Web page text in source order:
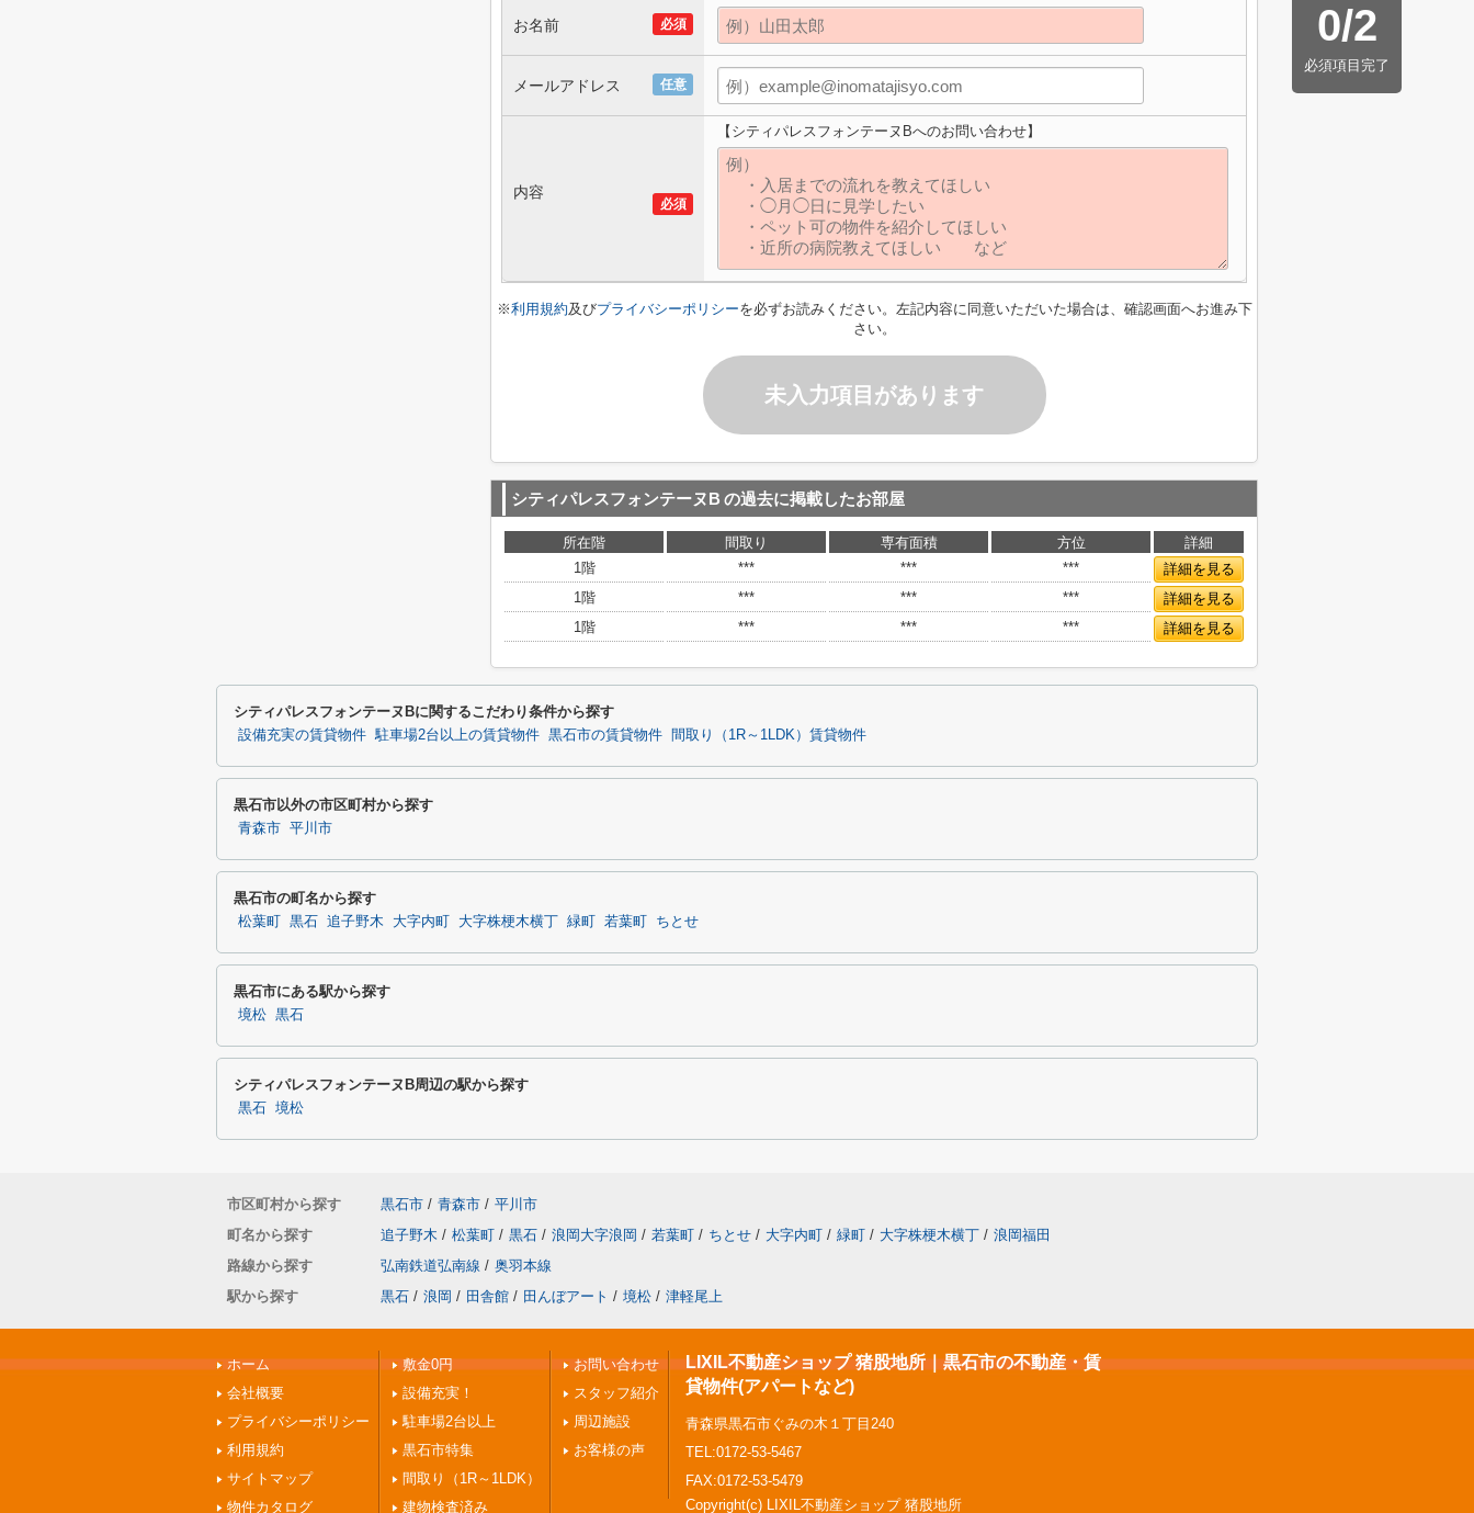
0/2
必須項目完了
必須
お名前
任意
メールアドレス
必須
内容
【シティパレスフォンテーヌBへのお問い合わせ】
※利用規約及びプライバシーポリシーを必ずお読みください。左記内容に同意いただいた場合は、確認画面へお進み下
さい。
未入力項目があります
シティパレスフォンテーヌB の過去に掲載したお部屋
所在階 間取り 専有面積 方位
詳細
1階
*** *** ***
詳細を見る
1階
*** *** ***
詳細を見る
1階
*** *** *** 詳細を見る
シティパレスフォンテーヌBに関するこだわり条件から探す
設備充実の賃貸物件 駐車場2台以上の賃貸物件 黒石市の賃貸物件 間取り（1R～1LDK）賃貸物件
黒石市以外の市区町村から探す
青森市 平川市
黒石市の町名から探す
松葉町 黒石 追子野木 大字内町 大字株梗木横丁 緑町 若葉町 ちとせ
黒石市にある駅から探す
境松 黒石
シティパレスフォンテーヌB周辺の駅から探す
黒石 境松
市区町村から探す 黒石市 / 青森市 / 平川市
町名から探す
追子野木 / 松葉町 / 黒石 / 浪岡大字浪岡 / 若葉町 / ちとせ / 大字内町 / 緑町 / 大字株梗木横丁 / 浪岡福田
路線から探す
弘南鉄道弘南線 / 奥羽本線
駅から探す
黒石 / 浪岡 / 田舎館 / 田んぼアート / 境松 / 津軽尾上
ホーム
会社概要
プライバシーポリシー
利用規約
サイトマップ
物件カタログ
敷金0円
設備充実！
駐車場2台以上
黒石市特集
間取り（1R～1LDK）
建物検査済み
お問い合わせ
スタッフ紹介
周辺施設
お客様の声
LIXIL不動産ショップ 猪股地所｜黒石市の不動産・賃
貸物件(アパートなど)
青森県黒石市ぐみの木１丁目240
TEL:0172-53-5467
FAX:0172-53-5479
Copyright(c) LIXIL不動産ショップ 猪股地所